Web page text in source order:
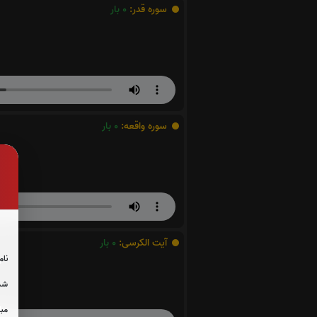
سوره قدر: 0 بار
سوره واقعه: 0 بار
آیت الکرسی: 0 بار